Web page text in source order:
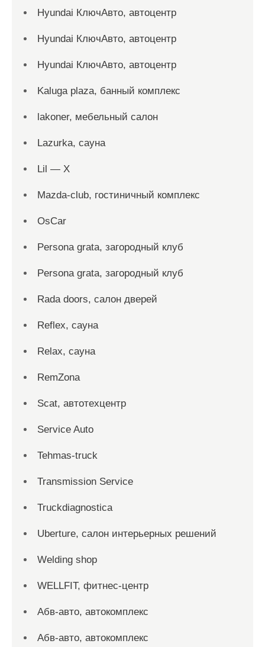
Hyundai КлючАвто, автоцентр
Hyundai КлючАвто, автоцентр
Hyundai КлючАвто, автоцентр
Kaluga plaza, банный комплекс
lakoner, мебельный салон
Lazurka, сауна
Lil — X
Mazda-club, гостиничный комплекс
OsCar
Persona grata, загородный клуб
Persona grata, загородный клуб
Rada doors, салон дверей
Reflex, сауна
Relax, сауна
RemZona
Scat, автотехцентр
Service Auto
Tehmas-truck
Transmission Service
Truckdiagnostica
Uberture, салон интерьерных решений
Welding shop
WELLFIT, фитнес-центр
Абв-авто, автокомплекс
Абв-авто, автокомплекс